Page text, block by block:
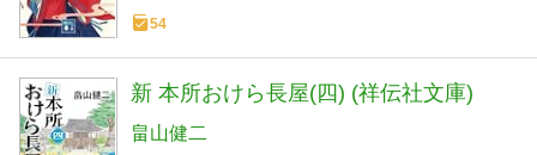
54
新 本所おけら長屋(四) (祥伝社文庫)
畠山健二